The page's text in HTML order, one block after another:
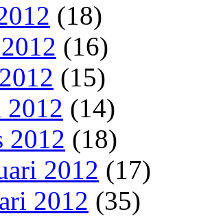
(18)
(16)
(15)
(14)
2012 (18)
2012 (17)
2012 (35)